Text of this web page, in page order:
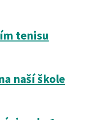
tenisu
naší škole